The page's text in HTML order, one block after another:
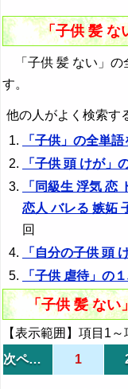
「子供 髪 な
「子供 髪 ない」の
す。
他の人がよく検索す
「子供」の全単
「子供 頭 けが」
「同級生 浮気 恋
恋人 バレる 嫉妬
回
「自分の子供 頭
「子供 虐待」の
「子供 髪 な
【表示範囲】項目1
次ページ
1